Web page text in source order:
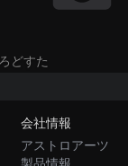
ろどすた
会社情報
アストロアーツ
製品情報